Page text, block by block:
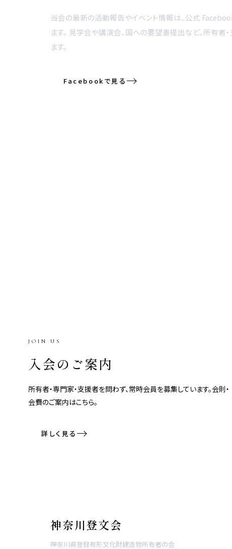
当会の最新の活動報告やイベント情報は、公式
ます。 見学会や講演会、国への要望書提出など、所有者
ます。
Facebookで見る
JOIN US
入会のご案内
所有者・専門家・支援者を問わず、常時会員を募集しています。会則・
会費のご案内はこちら。
詳しく見る
神奈川登文会
神奈川県登録有形文化財建造物所有者の会